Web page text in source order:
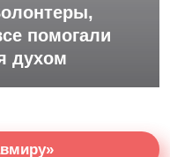
помогали
духом